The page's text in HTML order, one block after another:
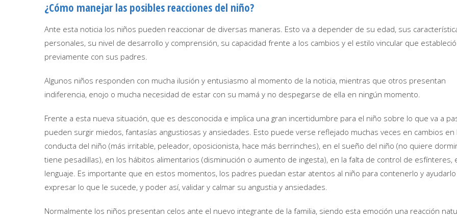
¿Cómo manejar las posibles reacciones del niño?
Ante esta noticia los niños pueden reaccionar de diversas maneras. Esto va a depender de su edad, sus
personales, su nivel de desarrollo y comprensión, su capacidad frente a los cambios y el estilo vincular que estableció
previamente con sus padres.
Algunos niños responden con mucha ilusión y entusiasmo al momento de la noticia, mientras que otros presentan
indiferencia, enojo o mucha necesidad de estar con su mamá y no despegarse de ella en ningún momento.
Frente a esta nueva situación, que es desconocida e implica una gran incertidumbre para el niño sobre lo que va a
pueden surgir miedos, fantasías angustiosas y ansiedades. Esto puede verse reflejado muchas veces en cambios en
conducta del niño (más irritable, peleador, oposicionista, hace más berrinches), en el sueño del niño (no quiere
tiene pesadillas), en los hábitos alimentarios (disminución o aumento de ingesta), en la falta de control de esfínteres,
lenguaje. Es importante que en estos momentos, los padres puedan estar atentos al niño para contenerlo y ayudarlo
expresar lo que le sucede, y poder así, validar y calmar su angustia y ansiedades.
Normalmente los niños presentan celos ante el nuevo integrante de la familia, siendo esta emoción una reacción